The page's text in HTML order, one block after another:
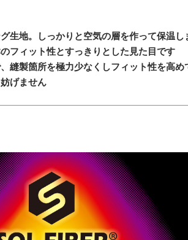
生地。しっかりと空気の層を作って保温し
フィット性とすっきりとした見た目です
縫製箇所を極力少なくしフィット性を高め
げません